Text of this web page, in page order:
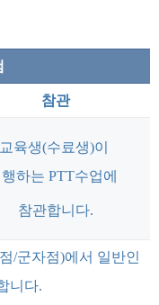
참관
교육생(수료생)이
하는 PTT수업에
참관합니다.
/군자점)에서 일반인
니다.